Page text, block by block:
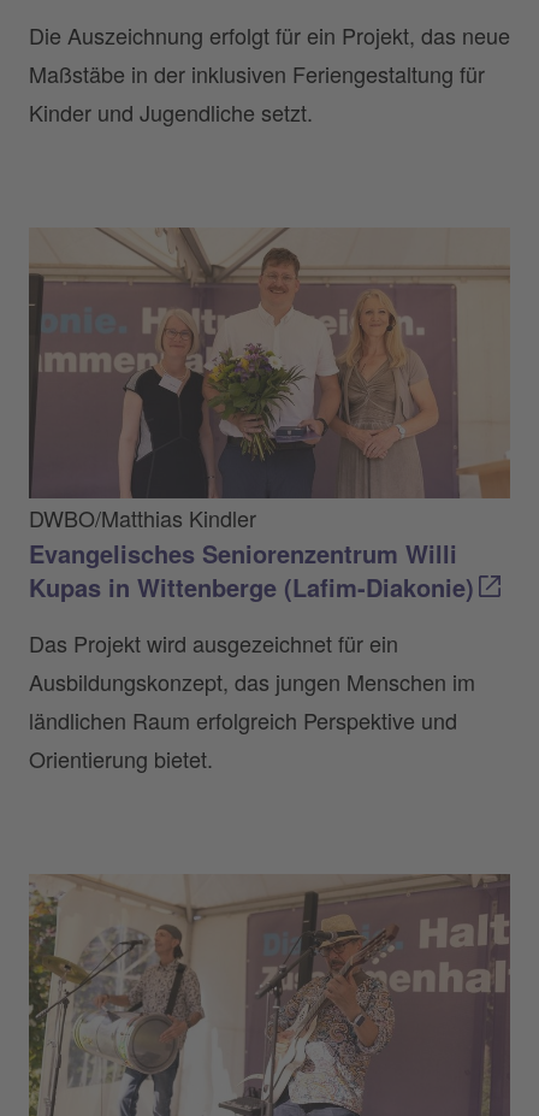
Die Auszeichnung erfolgt für ein Projekt, das neue
Maßstäbe in der inklusiven Feriengestaltung für
Kinder und Jugendliche setzt.
DWBO/Matthias Kindler
Evangelisches Seniorenzentrum Willi
Kupas in Wittenberge (Lafim-Diakonie)
Das Projekt wird ausgezeichnet für ein
Ausbildungskonzept, das jungen Menschen im
ländlichen Raum erfolgreich Perspektive und
Orientierung bietet.